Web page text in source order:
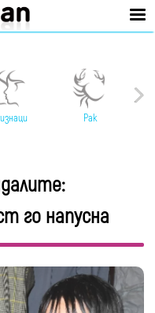
Рак
го напусна